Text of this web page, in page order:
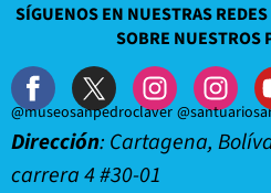
SÍGUENOS EN NUESTRAS
SOBRE NUESTROS
@museosanpedroclaver
Dirección: Cartagena,
carrera 4 #30-01